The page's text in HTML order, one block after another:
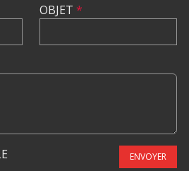
OBJET *
ENVOYER